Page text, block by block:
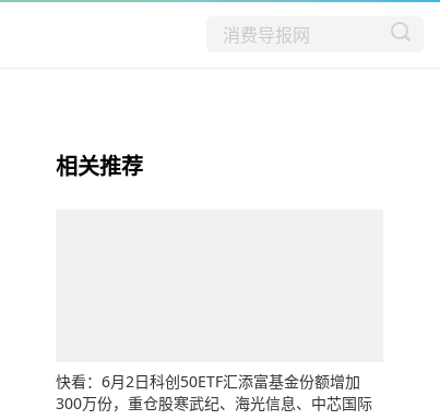
相关推荐
快看：6月2日科创50ETF汇添富基金份额增加
300万份，重仓股寒武纪、海光信息、中芯国际